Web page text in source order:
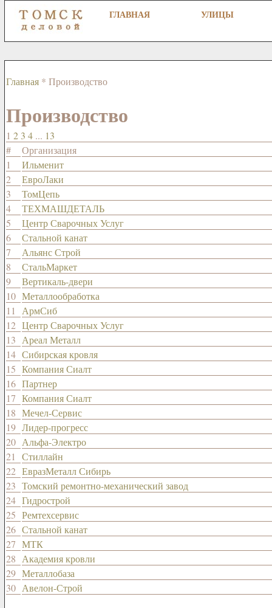
ГЛАВНАЯ УЛИЦЫ
Главная * Производство
Производство
1 2 3 4 ... 13
#
Организация
1
Ильменит
2
ЕвроЛаки
3
ТомЦепь
4
ТЕХМАШДЕТАЛЬ
5
Центр Сварочных Услуг
6
Стальной канат
7
Альянс Строй
8
СтальМаркет
9
Вертикаль-двери
10 Металлообработка
11
АрмСиб
12 Центр Сварочных Услуг
13 Ареал Металл
14 Сибирская кровля
15 Компания Сиалт
16 Партнер
17 Компания Сиалт
18 Мечел-Сервис
19 Лидер-прогресс
20 Альфа-Электро
21
Стиллайн
22 ЕвразМеталл Сибирь
23 Томский ремонтно-механический завод
24 Гидрострой
25 Ремтехсервис
26 Стальной канат
27 МТК
28 Академия кровли
29 Металлобаза
30 Авелон-Строй